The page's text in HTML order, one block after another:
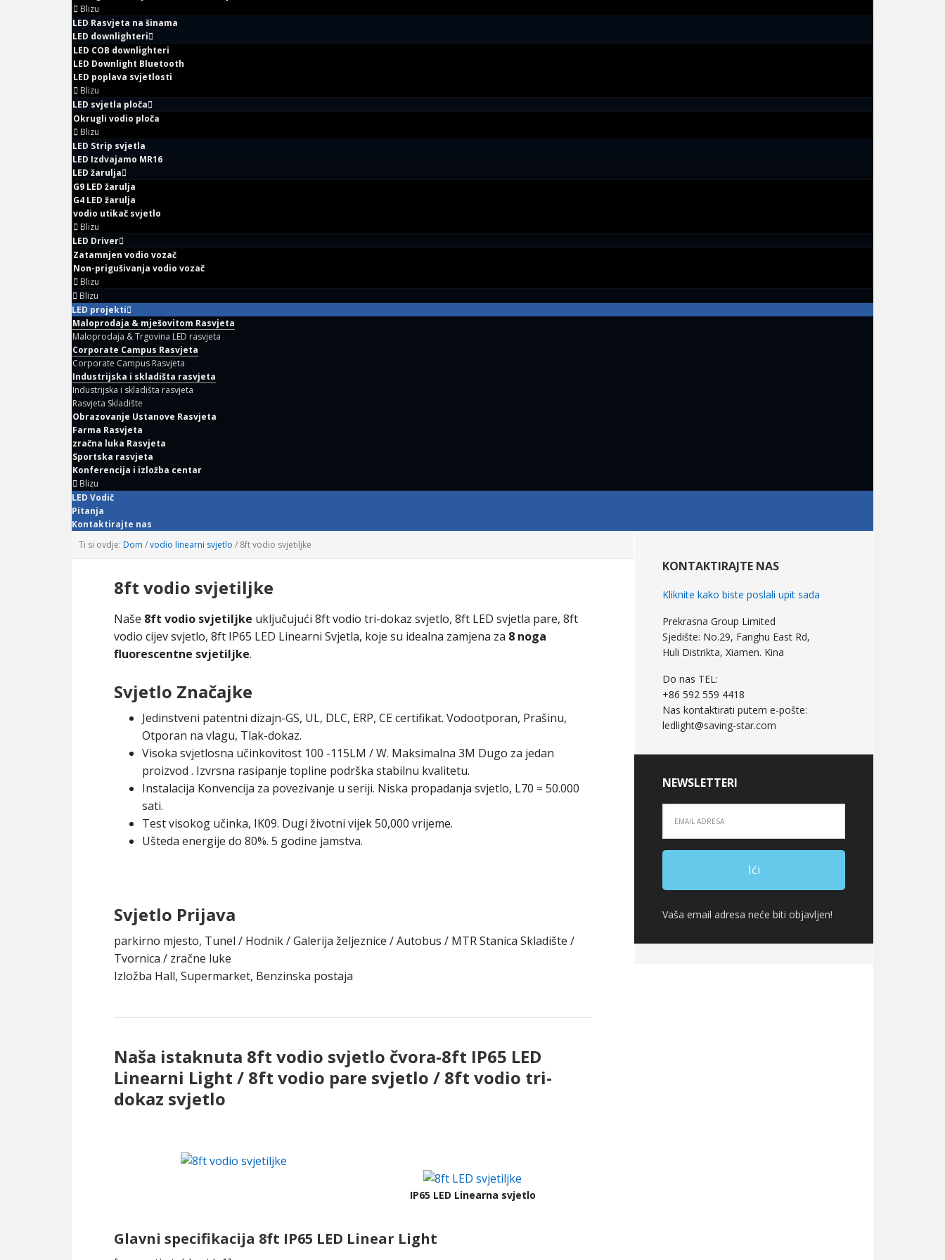
Blizu
LED Rasvjeta na šinama
LED downlighteri
LED COB downlighteri
LED Downlight Bluetooth
LED poplava svjetlosti
Blizu
LED svjetla ploča
Okrugli vodio ploča
Blizu
LED Strip svjetla
LED Izdvajamo MR16
LED žarulja
G9 LED žarulja
G4 LED žarulja
vodio utikač svjetlo
Blizu
LED Driver
Zatamnjen vodio vozač
Non-prigušivanja vodio vozač
Blizu
Blizu
LED projekti
Maloprodaja & mješovitom Rasvjeta
Maloprodaja & Trgovina LED rasvjeta
Corporate Campus Rasvjeta
Corporate Campus Rasvjeta
Industrijska i skladišta rasvjeta
Industrijska i skladišta rasvjeta
Rasvjeta Skladište
Obrazovanje Ustanove Rasvjeta
Farma Rasvjeta
zračna luka Rasvjeta
Sportska rasvjeta
Konferencija i izložba centar
Blizu
LED Vodič
Pitanja
Kontaktirajte nas
Ti si ovdje: Dom /vodio linearni svjetlo / 8ft vodio svjetiljke
8ft vodio svjetiljke
Naše 8ft vodio svjetiljke uključujući 8ft vodio tri-dokaz svjetlo, 8ft LED svjetla pare, 8ft
vodio cijev svjetlo, 8ft IP65 LED Linearni Svjetla, koje su idealna zamjena za 8 noga
fluorescentne svjetiljke.
Svjetlo Značajke
Jedinstveni patentni dizajn-GS, UL, DLC, ERP, CE certifikat. Vodootporan, Prašinu,
Otporan na vlagu, Tlak-dokaz.
Visoka svjetlosna učinkovitost 100 -115LM / W. Maksimalna 3M Dugo za jedan
proizvod . Izvrsna rasipanje topline podrška stabilnu kvalitetu.
Instalacija Konvencija za povezivanje u seriji. Niska propadanja svjetlo, L70 = 50.000
sati.
Test visokog učinka, IK09. Dugi životni vijek 50,000 vrijeme.
Ušteda energije do 80%. 5 godine jamstva.
Svjetlo Prijava
parkirno mjesto, Tunel / Hodnik / Galerija željeznice / Autobus / MTR Stanica Skladište /
Tvornica / zračne luke
Izložba Hall, Supermarket, Benzinska postaja
Naša istaknuta 8ft vodio svjetlo čvora-8ft IP65 LED
Linearni Light / 8ft vodio pare svjetlo / 8ft vodio tri-
dokaz svjetlo
IP65 LED Linearna svjetlo
Glavni specifikacija 8ft IP65 LED Linear Light
Bočna
KONTAKTIRAJTE NAS
Kliknite kako biste poslali upit sada
Prekrasna Group Limited
Sjedište: No.29, Fanghu East Rd,
Huli Distrikta, Xiamen. Kina
Do nas TEL:
+86 592 559 4418
Nas kontaktirati putem e-pošte:
ledlight@saving-star.com
NEWSLETTERI
Vaša email adresa neće biti objavljen!